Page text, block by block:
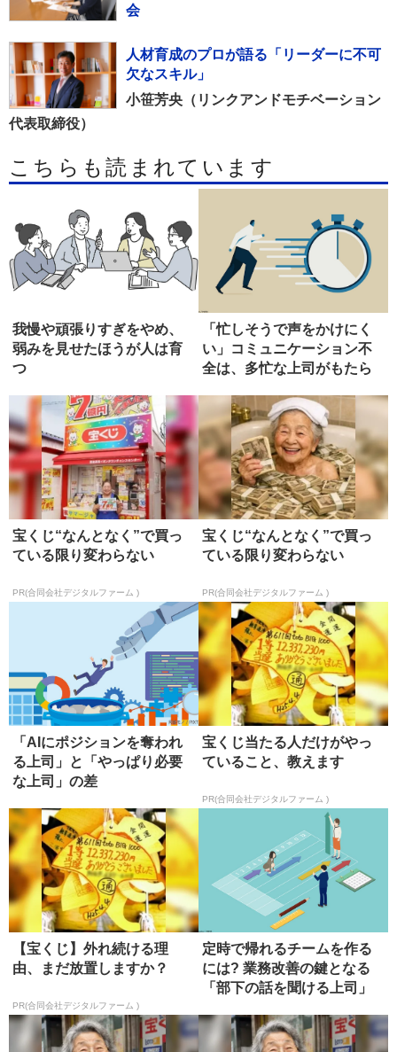
会
人材育成のプロが語る「リーダーに不可
欠なスキル」
小笹芳央（リンクアンドモチベーション
代表取締役）
こちらも読まれています
我慢や頑張りすぎをやめ、
弱みを見せたほうが人は育
つ
「忙しそうで声をかけにく
い」コミュニケーション不
全は、多忙な上司がもたら
宝くじ“なんとなく”で買っ
ている限り変わらない
PR(合同会社デジタルファーム )
宝くじ“なんとなく”で買っ
ている限り変わらない
PR(合同会社デジタルファーム )
「AIにポジションを奪われ
る上司」と「やっぱり必要
な上司」の差
宝くじ当たる人だけがやっ
ていること、教えます
PR(合同会社デジタルファーム )
【宝くじ】外れ続ける理
由、まだ放置しますか？
PR(合同会社デジタルファーム )
定時で帰れるチームを作る
には? 業務改善の鍵となる
「部下の話を聞ける上司」